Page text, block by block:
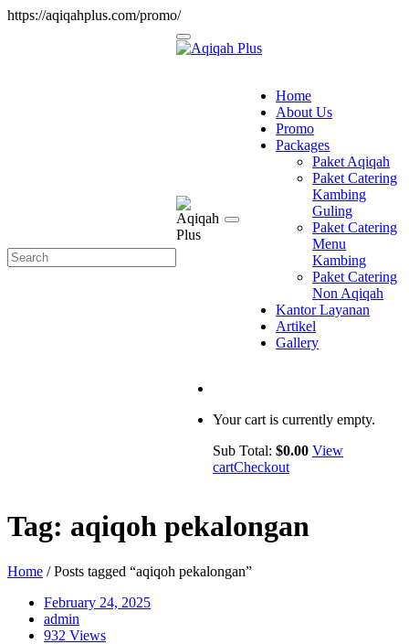
https://aqiqahplus.com/promo/
Home
About Us
Promo
Packages
Paket Aqiqah
Paket Catering
Kambing
Guling
Paket Catering
Menu
Kambing
Paket Catering
Non Aqiqah
Kantor Layanan
Artikel
Gallery
Your cart is currently empty.
Sub Total: $0.00 View
cartCheckout
Tag: aqiqoh pekalongan
Home / Posts tagged “aqiqoh pekalongan”
February 24, 2025
admin
932 Views